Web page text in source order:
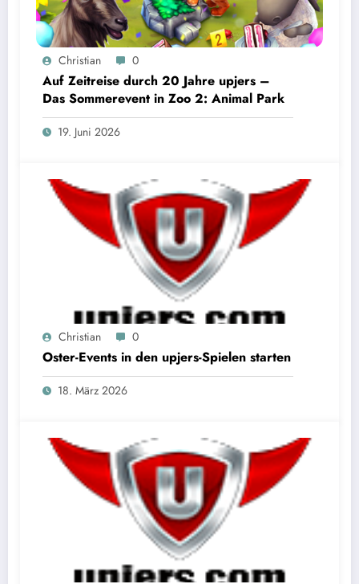
Christian 0
Auf Zeitreise durch 20 Jahre upjers –
Das Sommerevent in Zoo 2: Animal Park
19. Juni 2026
Christian 0
Oster-Events in den upjers-Spielen starten
18. März 2026